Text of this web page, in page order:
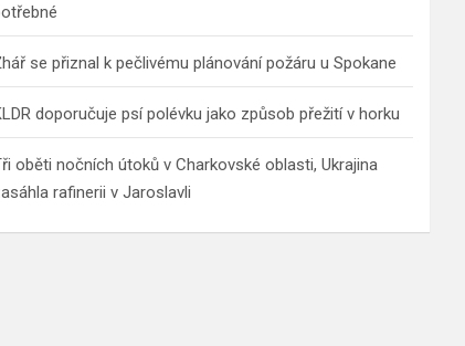
se přiznal k pečlivému plánování požáru u Spokane
doporučuje psí polévku jako způsob přežití v horku
oběti nočních útoků v Charkovské oblasti, Ukrajina
rafinerii v Jaroslavli